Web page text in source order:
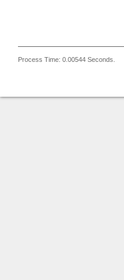
Process Time: 0.00544 Seconds.